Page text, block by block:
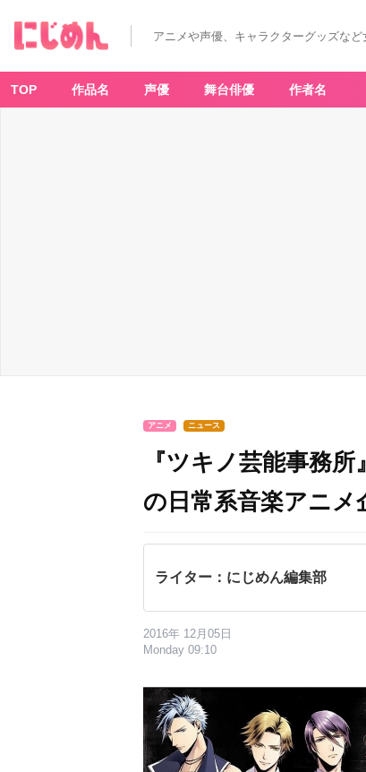
アニメや声優、キャラクターグッズな
TOP 作品名 声優 舞台俳優 作者名
アニメ ニュース
『ツキノ芸能事務
の日常系音楽アニメ
ライター：にじめん編集部
2016年 12月05日
Monday 09:10